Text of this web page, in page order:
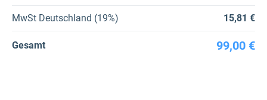
MwSt Deutschland (19%) 15,81 €
Gesamt 99,00 €